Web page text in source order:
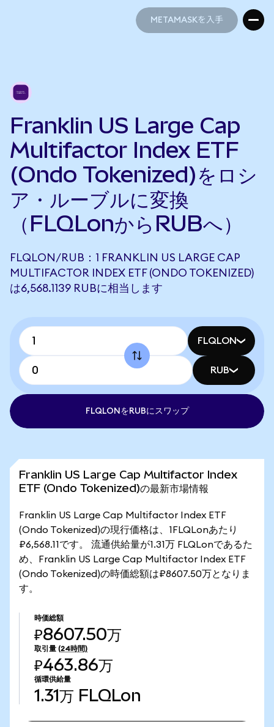
METAMASKを入手
Franklin US Large Cap
Multifactor Index ETF
(Ondo Tokenized)をロシ
ア・ルーブルに変換
（FLQLonからRUBへ）
FLQLON/RUB：1 FRANKLIN US LARGE CAP
MULTIFACTOR INDEX ETF (ONDO TOKENIZED)
は6,568.1139 RUBに相当します
FLQLON
RUB
FLQLONをRUBにスワップ
Franklin US Large Cap Multifactor Index
ETF (Ondo Tokenized)の最新市場情報
Franklin US Large Cap Multifactor Index ETF
(Ondo Tokenized)の現行価格は、1FLQLonあたり
₽6,568.11です。 流通供給量が1.31万 FLQLonであるた
め、Franklin US Large Cap Multifactor Index ETF
(Ondo Tokenized)の時価総額は₽8607.50万となりま
す。
時価総額
₽8607.50万
取引量 (24時間)
₽463.86万
循環供給量
1.31万 FLQLon